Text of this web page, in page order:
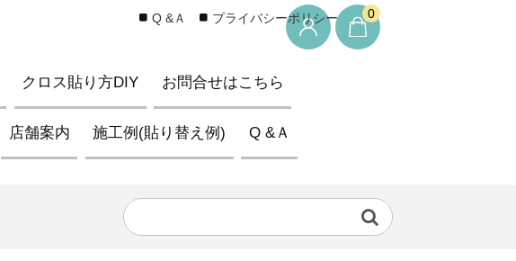
0
クロス貼り方DIY お問合せはこちら
店舗案内 施工例(貼り替え例) Q &Ａ
Q &Ａ プライバシーポリシー